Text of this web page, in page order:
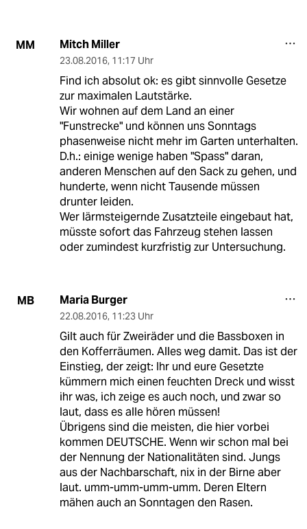
MM Mitch Miller
23.08.2016, 11:17 Uhr
Find ich absolut ok: es gibt sinnvolle Gesetze
zur maximalen Lautstärke.
Wir wohnen auf dem Land an einer
"Funstrecke" und können uns Sonntags
phasenweise nicht mehr im Garten unterhalten.
D.h.: einige wenige haben "Spass" daran,
anderen Menschen auf den Sack zu gehen, und
hunderte, wenn nicht Tausende müssen
drunter leiden.
Wer lärmsteigernde Zusatzteile eingebaut hat,
müsste sofort das Fahrzeug stehen lassen
oder zumindest kurzfristig zur Untersuchung.
MB Maria Burger
22.08.2016, 11:23 Uhr
Gilt auch für Zweiräder und die Bassboxen in
den Kofferräumen. Alles weg damit. Das ist der
Einstieg, der zeigt: Ihr und eure Gesetzte
kümmern mich einen feuchten Dreck und wisst
ihr was, ich zeige es auch noch, und zwar so
laut, dass es alle hören müssen!
Übrigens sind die meisten, die hier vorbei
kommen DEUTSCHE. Wenn wir schon mal bei
der Nennung der Nationalitäten sind. Jungs
aus der Nachbarschaft, nix in der Birne aber
laut. umm-umm-umm-umm. Deren Eltern
mähen auch an Sonntagen den Rasen.